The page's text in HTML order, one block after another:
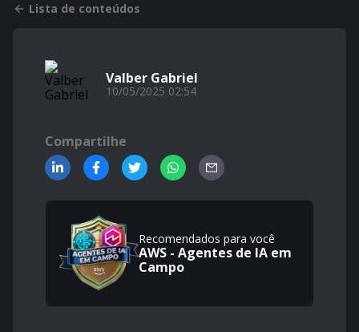
Lista de conteúdos
Valber Gabriel
10/05/2025 02:54
Compartilhe
Recomendados para você
AWS - Agentes de IA em
Campo